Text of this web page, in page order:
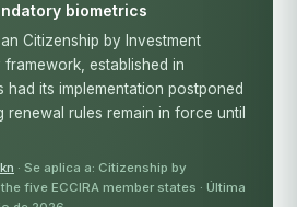
biometrics
Citizenship by Investment
framework, established in
had its implementation postponed
renewal rules remain in force until
· Se aplica a: Citizenship by
five ECCIRA member states · Última